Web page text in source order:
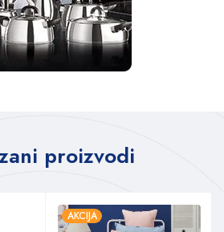
proizvodi
AKCIJA